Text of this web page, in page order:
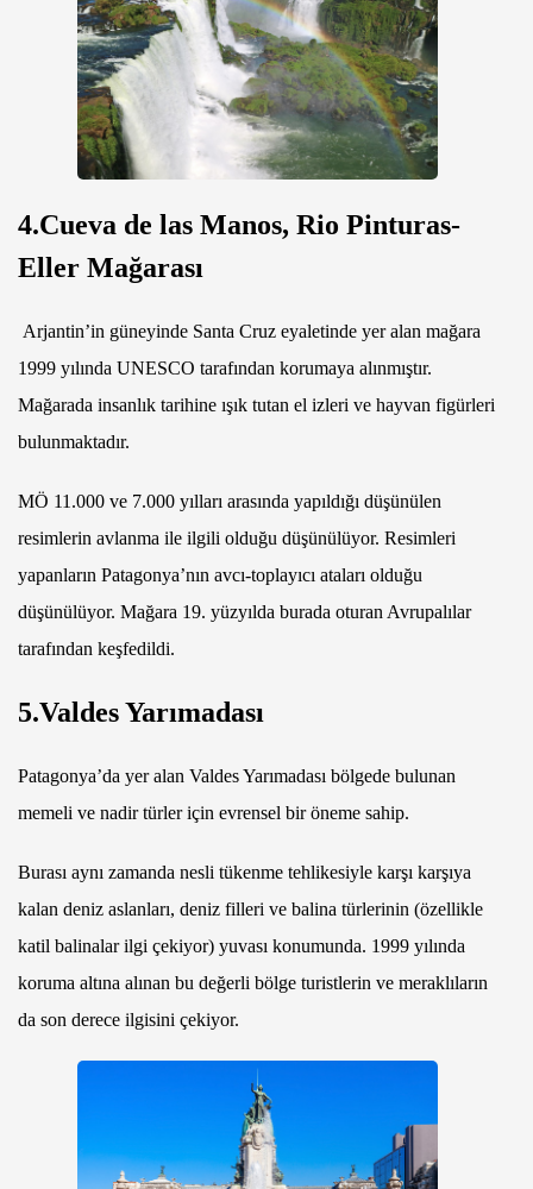
4.Cueva de las Manos, Rio Pinturas-
Eller Mağarası
Arjantin’in güneyinde Santa Cruz eyaletinde yer alan mağara
1999 yılında UNESCO tarafından korumaya alınmıştır.
Mağarada insanlık tarihine ışık tutan el izleri ve hayvan figürleri
bulunmaktadır.
MÖ 11.000 ve 7.000 yılları arasında yapıldığı düşünülen
resimlerin avlanma ile ilgili olduğu düşünülüyor. Resimleri
yapanların Patagonya’nın avcı-toplayıcı ataları olduğu
düşünülüyor. Mağara 19. yüzyılda burada oturan Avrupalılar
tarafından keşfedildi.
5.Valdes Yarımadası
Patagonya’da yer alan Valdes Yarımadası bölgede bulunan
memeli ve nadir türler için evrensel bir öneme sahip.
Burası aynı zamanda nesli tükenme tehlikesiyle karşı karşıya
kalan deniz aslanları, deniz filleri ve balina türlerinin (özellikle
katil balinalar ilgi çekiyor) yuvası konumunda. 1999 yılında
koruma altına alınan bu değerli bölge turistlerin ve meraklıların
da son derece ilgisini çekiyor.